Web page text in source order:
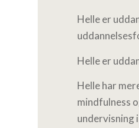
Helle er
Helle er
Helle har
mindfulness
undervisning